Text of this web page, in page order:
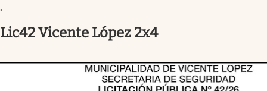
Columnistas
.
Lic42 Vicente López 2x4